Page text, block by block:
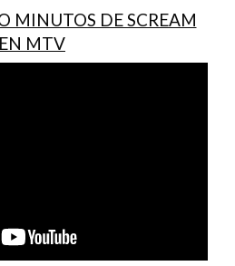
MINUTOS DE SCREAM
EN MTV